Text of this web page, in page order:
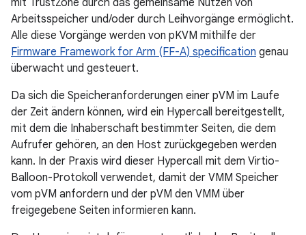
Arbeitsspeicher und/oder durch Leihvorgänge ermöglicht.
Alle diese Vorgänge werden von pKVM mithilfe der
Firmware Framework for Arm (FF-A) specification genau
überwacht und gesteuert.
Da sich die Speicheranforderungen einer pVM im Laufe
der Zeit ändern können, wird ein Hypercall bereitgestellt,
mit dem die Inhaberschaft bestimmter Seiten, die dem
Aufrufer gehören, an den Host zurückgegeben werden
kann. In der Praxis wird dieser Hypercall mit dem Virtio-
Balloon-Protokoll verwendet, damit der VMM Speicher
vom pVM anfordern und der pVM den VMM über
freigegebene Seiten informieren kann.